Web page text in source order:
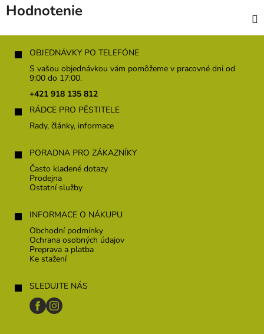
Hodnotenie
Z
OBJEDNÁVKY PO TELEFÓNE
S vašou objednávkou vám pomôžeme v pracovné dni od
9:00 do 17:00.
+421 918 135 812
RÁDCE PRO PĚSTITELE
Rady, články, informace
PORADNA PRO ZÁKAZNÍKY
Často kladené dotazy
Prodejna
Ostatní služby
INFORMACE O NÁKUPU
Obchodní podmínky
Ochrana osobných údajov
Preprava a platba
Ke stažení
SLEDUJTE NÁS